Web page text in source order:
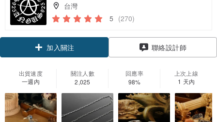
台灣
5 (270)
加入關注 聯絡設計師
出貨速度
一週內
關注人數
2,025
回應率
98%
上次上線
1 天內